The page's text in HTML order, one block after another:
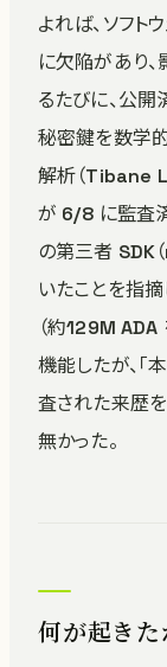
よれば、ソフト
に欠陥があり
るたびに、公
秘密鍵を数学
解析（Tibane
が 6/8 に監査
の第三者 SDK
いたことを指
（約129M
機能したが、「
査された来歴
無かった。
何が起きた